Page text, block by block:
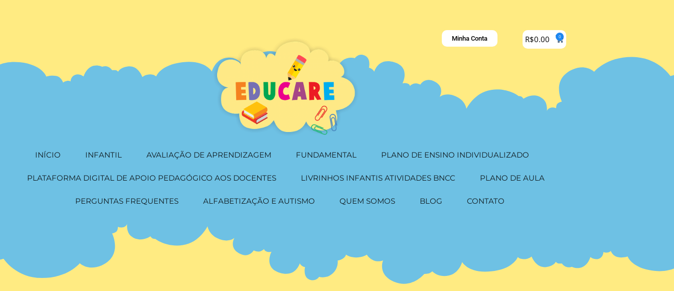
Minha Conta R$0.00 0
INÍCIO INFANTIL AVALIAÇÃO DE APRENDIZAGEM FUNDAMENTAL PLANO DE ENSINO INDIVIDUALIZADO
PLATAFORMA DIGITAL DE APOIO PEDAGÓGICO AOS DOCENTES LIVRINHOS INFANTIS ATIVIDADES BNCC PLANO DE AULA
PERGUNTAS FREQUENTES ALFABETIZAÇÃO E AUTISMO QUEM SOMOS BLOG CONTATO